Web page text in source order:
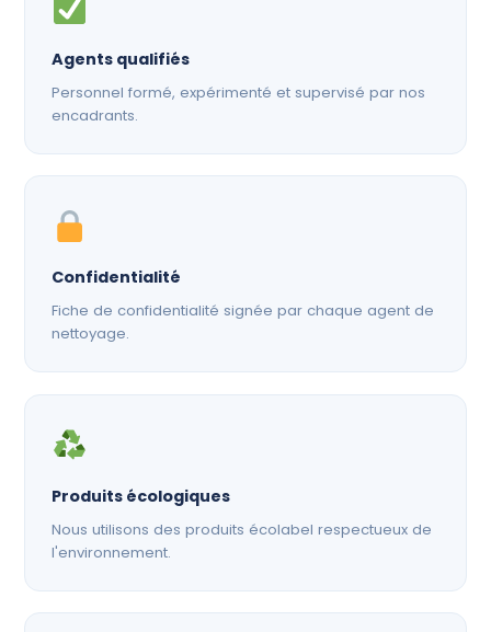
Agents qualifiés
Personnel formé, expérimenté et supervisé par nos
encadrants.
Confidentialité
Fiche de confidentialité signée par chaque agent de
nettoyage.
Produits écologiques
Nous utilisons des produits écolabel respectueux de
l'environnement.